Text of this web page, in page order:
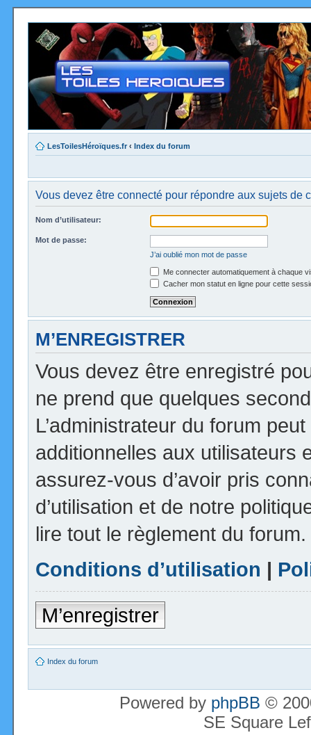
LesToilesHéroïques.fr ‹ Index du forum
Vous devez être connecté pour répondre aux sujets de
Nom d’utilisateur:
Mot de passe:
J’ai oublié mon mot de passe
Me connecter automatiquement à chaque
Cacher mon statut en ligne pour cette
M’ENREGISTRER
Vous devez être enregistré
ne prend que quelques
L’administrateur du forum
additionnelles aux utilisateurs
assurez-vous d’avoir pris
d’utilisation et de notre
lire tout le règlement du forum.
Conditions d’utilisation |
M’enregistrer
Index du forum
Powered by phpBB ©
SE Square